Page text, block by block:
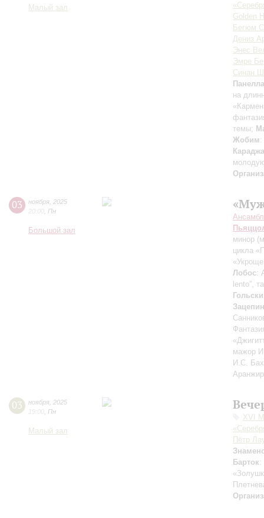
Малый зал
Golden
Бегюм
Дениз
Энес
Эмре
Синан
Панелла
на
темы;
Жобим:
Караджа
03 ноября 2025
20:00 Пн
Большой зал
минор
цикла
Лобос:
lento”,
Зацепин
мажор
И.С.
03 ноября 2025
19:00 Пн
Малый зал
XVI
Пётр
Барток: